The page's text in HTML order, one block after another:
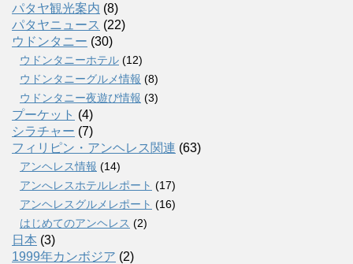
パタヤ観光案内 (8)
パタヤニュース (22)
ウドンタニー (30)
ウドンタニーホテル (12)
ウドンタニーグルメ情報 (8)
ウドンタニー夜遊び情報 (3)
プーケット (4)
シラチャー (7)
フィリピン・アンヘレス関連 (63)
アンヘレス情報 (14)
アンへレスホテルレポート (17)
アンヘレスグルメレポート (16)
はじめてのアンヘレス (2)
日本 (3)
1999年カンボジア (2)